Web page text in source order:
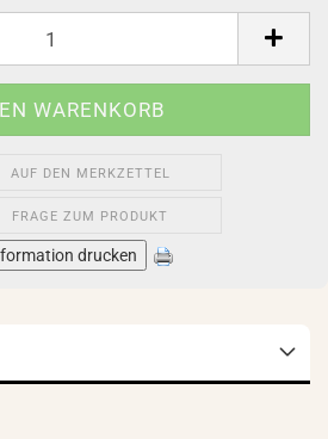
AUF DEN MERKZETTEL
FRAGE ZUM PRODUKT
drucken